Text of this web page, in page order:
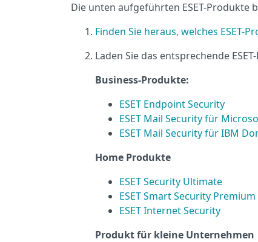
Die unten aufgeführten ESET-Produkte
Finden Sie heraus, welches ESET-
Laden Sie das entsprechende
Business-Produkte:
ESET Endpoint Security
ESET Mail Security für
ESET Mail Security für IBM
Home Produkte
ESET Security Ultimate
ESET Smart Security Premium
ESET Internet Security
Produkt für kleine Unternehmen